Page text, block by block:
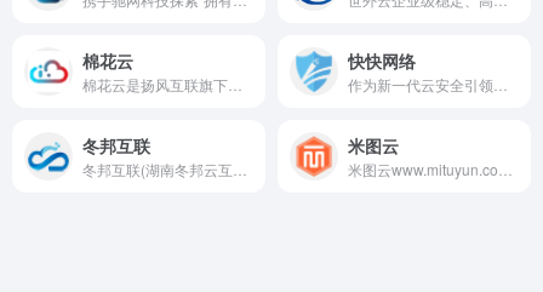
棉花云 快快网络
冬邦互联 米图云